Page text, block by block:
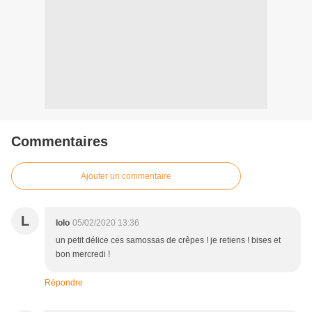
Commentaires
Ajouter un commentaire
L lolo 05/02/2020 13:36
un petit délice ces samossas de crêpes ! je retiens ! bises et
bon mercredi !
Répondre